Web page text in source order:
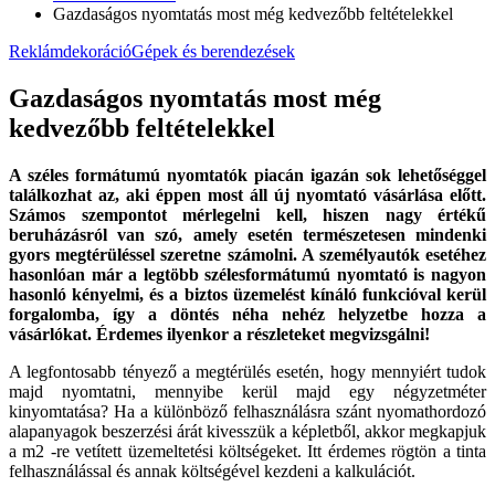
Gazdaságos nyomtatás most még kedvezőbb feltételekkel
ReklámdekorációGépek és berendezések
Gazdaságos nyomtatás most még
kedvezőbb feltételekkel
A széles formátumú nyomtatók piacán igazán sok lehetőséggel
találkozhat az, aki éppen most áll új nyomtató vásárlása előtt.
Számos szempontot mérlegelni kell, hiszen nagy értékű
beruházásról van szó, amely esetén természetesen mindenki
gyors megtérüléssel szeretne számolni. A személyautók esetéhez
hasonlóan már a legtöbb szélesformátumú nyomtató is nagyon
hasonló kényelmi, és a biztos üzemelést kínáló funkcióval kerül
forgalomba, így a döntés néha nehéz helyzetbe hozza a
vásárlókat. Érdemes ilyenkor a részleteket megvizsgálni!
A legfontosabb tényező a megtérülés esetén, hogy mennyiért tudok
majd nyomtatni, mennyibe kerül majd egy négyzetméter
kinyomtatása? Ha a különböző felhasználásra szánt nyomathordozó
alapanyagok beszerzési árát kivesszük a képletből, akkor megkapjuk
a m2 -re vetített üzemeltetési költségeket. Itt érdemes rögtön a tinta
felhasználással és annak költségével kezdeni a kalkulációt.